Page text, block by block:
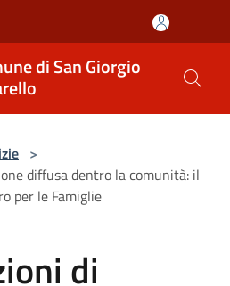
di San Giorgio
>
diffusa dentro la comunità: il
per le Famiglie
di